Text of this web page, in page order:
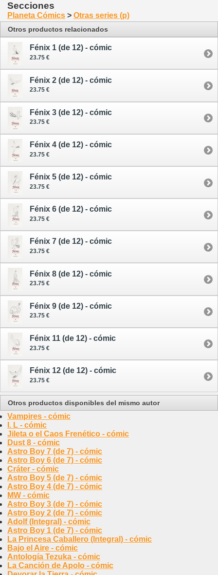
Secciones
Planeta Cómics > Otras series (p)
Otros productos relacionados
Fénix 1 (de 12) - cómic
23.75 €
Fénix 2 (de 12) - cómic
23.75 €
Fénix 3 (de 12) - cómic
23.75 €
Fénix 4 (de 12) - cómic
23.75 €
Fénix 5 (de 12) - cómic
23.75 €
Fénix 6 (de 12) - cómic
23.75 €
Fénix 7 (de 12) - cómic
23.75 €
Fénix 8 (de 12) - cómic
23.75 €
Fénix 9 (de 12) - cómic
23.75 €
Fénix 11 (de 12) - cómic
23.75 €
Fénix 12 (de 12) - cómic
23.75 €
Otros productos disponibles del mismo autor
Vampires - cómic
I. L - cómic
Jileta o el Caos Frenético - cómic
Dust 8 - cómic
Astro Boy 7 (de 7) - cómic
Astro Boy 6 (de 7) - cómic
Cráter - cómic
Astro Boy 5 (de 7) - cómic
Astro Boy 4 (de 7) - cómic
MW - cómic
Astro Boy 3 (de 7) - cómic
Astro Boy 2 (de 7) - cómic
Adolf (Integral) - cómic
Astro Boy 1 (de 7) - cómic
La Princesa Caballero (Integral) - cómic
Bajo el Aire - cómic
Antología Tezuka - cómic
La Canción de Apolo - cómic